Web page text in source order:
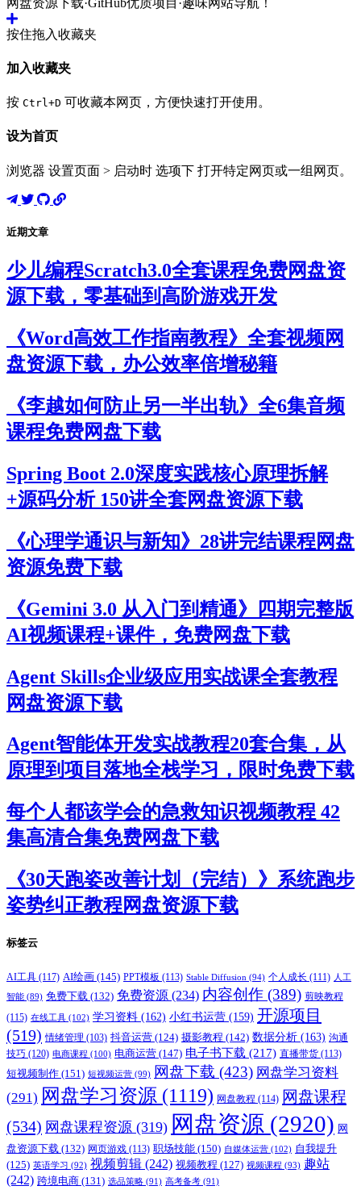
按住拖入收藏夹
加入收藏夹
按 Ctrl+D 可收藏本网页，方便快速打开使用。
设为首页
浏览器 设置页面 > 启动时 选项下 打开特定网页或一组网页。
近期文章
少儿编程Scratch3.0全套课程免费网盘资
源下载，零基础到高阶游戏开发
《Word高效工作指南教程》全套视频网
盘资源下载，办公效率倍增秘籍
《李越如何防止另一半出轨》全6集音频
课程免费网盘下载
Spring Boot 2.0深度实践核心原理拆解
+源码分析 150讲全套网盘资源下载
《心理学通识与新知》28讲完结课程网盘
资源免费下载
《Gemini 3.0 从入门到精通》四期完整版
AI视频课程+课件，免费网盘下载
Agent Skills企业级应用实战课全套教程
网盘资源下载
Agent智能体开发实战教程20套合集，从
原理到项目落地全栈学习，限时免费下载
每个人都该学会的急救知识视频教程 42
集高清合集免费网盘下载
《30天跑姿改善计划（完结）》系统跑步
姿势纠正教程网盘资源下载
标签云
AI工具 (117) AI绘画 (145) PPT模板 (113) Stable Diffusion (94) 个人成长 (111) 人工
智能 (89) 免费下载 (132) 免费资源 (234) 内容创作 (389) 剪映教程
(115) 在线工具 (102) 学习资料 (162) 小红书运营 (159) 开源项目
(519) 情绪管理 (103) 抖音运营 (124) 摄影教程 (142) 数据分析 (163) 沟通
技巧 (120) 电商课程 (100) 电商运营 (147) 电子书下载 (217) 直播带货 (113)
短视频制作 (151) 短视频运营 (99) 网盘下载 (423) 网盘学习资料
(291) 网盘学习资源 (1119) 网盘教程 (114) 网盘课程
(534) 网盘课程资源 (319) 网盘资源 (2920) 网
盘资源下载 (132) 网页游戏 (113) 职场技能 (150) 自媒体运营 (102) 自我提升
(125) 英语学习 (92) 视频剪辑 (242) 视频教程 (127) 视频课程 (93) 趣站
(242) 跨境电商 (131) 选品策略 (91) 高考备考 (91)